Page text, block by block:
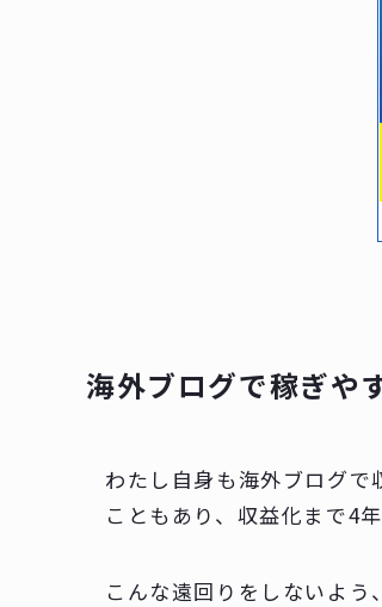
海外ブログで稼ぎや
わたし自身も海外ブログ
こともあり、収益化まで4
こんな遠回りをしないよ